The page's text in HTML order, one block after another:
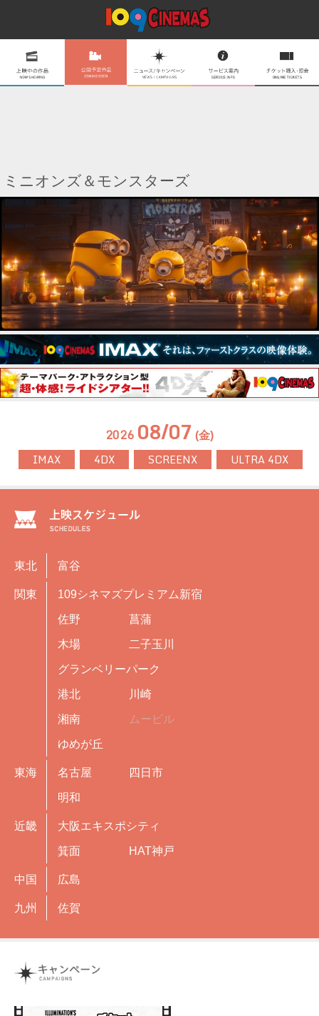
ミニオンズ＆モンスターズ
2026 08/07 (金)
IMAX 4DX SCREENX ULTRA 4DX
東北 富谷
関東 109シネマズプレミアム新宿
佐野 菖蒲
木場 二子玉川
グランベリーパーク
港北 川崎
湘南 ムービル
ゆめが丘
東海 名古屋 四日市
明和
近畿 大阪エキスポシティ
箕面 HAT神戸
中国 広島
九州 佐賀